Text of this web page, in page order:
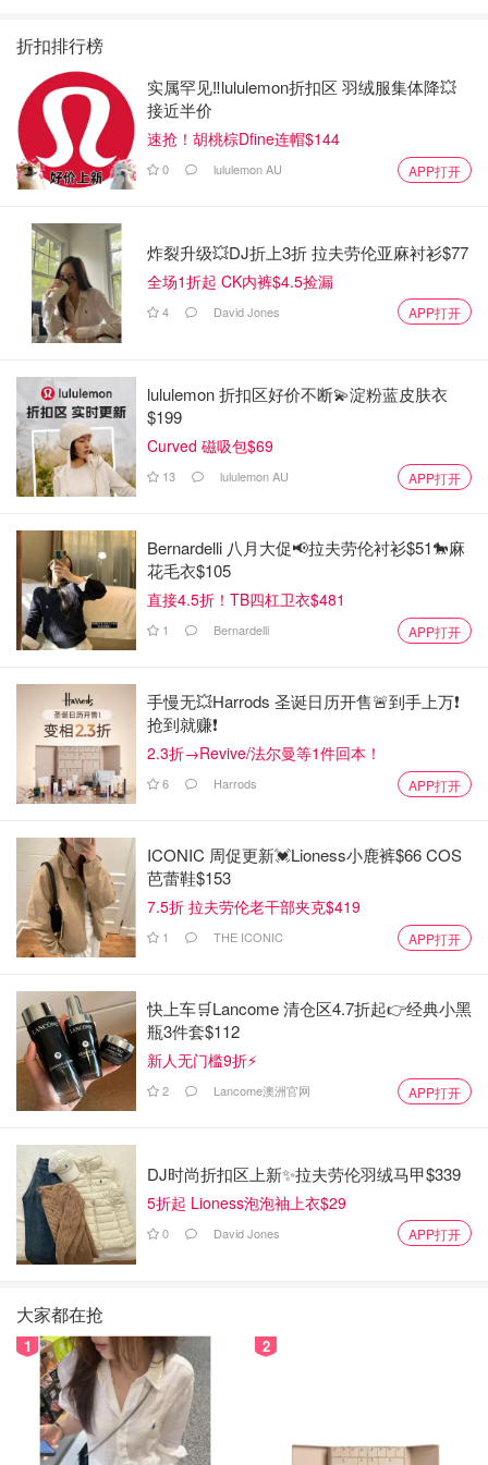
折扣排行榜
实属罕见‼️lululemon折扣区 羽绒服集体降💥
接近半价
速抢！胡桃棕Dfine连帽$144
0 lululemon AU APP打开
炸裂升级💥DJ折上3折 拉夫劳伦亚麻衬衫$77
全场1折起 CK内裤$4.5捡漏
4 David Jones APP打开
lululemon 折扣区好价不断💫淀粉蓝皮肤衣
$199
Curved 磁吸包$69
13 lululemon AU APP打开
Bernardelli 八月大促📢拉夫劳伦衬衫$51🐎麻
花毛衣$105
直接4.5折！TB四杠卫衣$481
1 Bernardelli APP打开
手慢无💥Harrods 圣诞日历开售🚨到手上万❗️
抢到就赚❗️
2.3折→Revive/法尔曼等1件回本！
6 Harrods APP打开
ICONIC 周促更新💓Lioness小鹿裤$66 COS
芭蕾鞋$153
7.5折 拉夫劳伦老干部夹克$419
1 THE ICONIC APP打开
快上车🛒Lancome 清仓区4.7折起👉经典小黑
瓶3件套$112
新人无门槛9折⚡️
2 Lancome澳洲官网 APP打开
DJ时尚折扣区上新✨拉夫劳伦羽绒马甲$339
5折起 Lioness泡泡袖上衣$29
0 David Jones APP打开
大家都在抢
1 2